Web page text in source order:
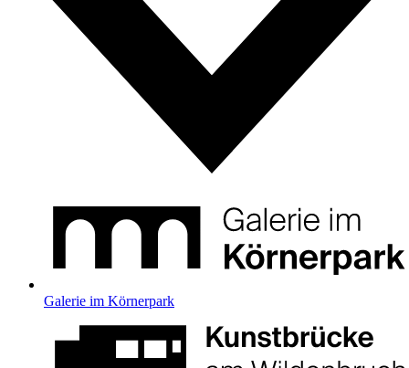
Galerie im Körnerpark